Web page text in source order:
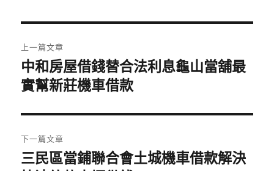
章
導
覽
上一篇文章
上
一
文
章:
中和房屋借錢替合法利息龜山當舖最
實幫新莊機車借款
下一篇文章
下
三民區當鋪聯合會土城機車借款解決